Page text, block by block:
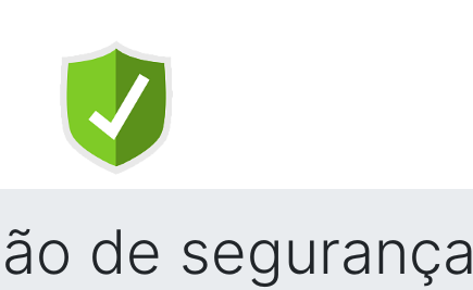
de segurança